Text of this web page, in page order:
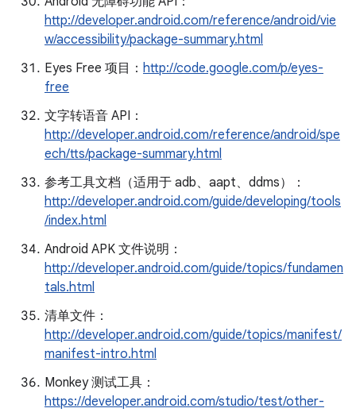
http://developer.android.com/reference/android/vie
w/accessibility/package-summary.html
Eyes Free 项目： http://code.google.com/p/eyes-
free
文字转语音 API：
http://developer.android.com/reference/android/spe
ech/tts/package-summary.html
参考工具文档（适用于 adb、aapt、ddms）：
http://developer.android.com/guide/developing/tools
/index.html
Android APK 文件说明：
http://developer.android.com/guide/topics/fundamen
tals.html
清单文件：
http://developer.android.com/guide/topics/manifest/
manifest-intro.html
Monkey 测试工具：
https://developer.android.com/studio/test/other-